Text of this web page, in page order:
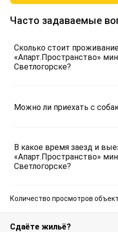
Часто задаваемые
Сколько стоит
«Апарт.Пространство»
Светлогорске?
Можно ли приехать с
В какое время заезд и
«Апарт.Пространство»
Светлогорске?
Количество просмотров
Сдаёте жильё?